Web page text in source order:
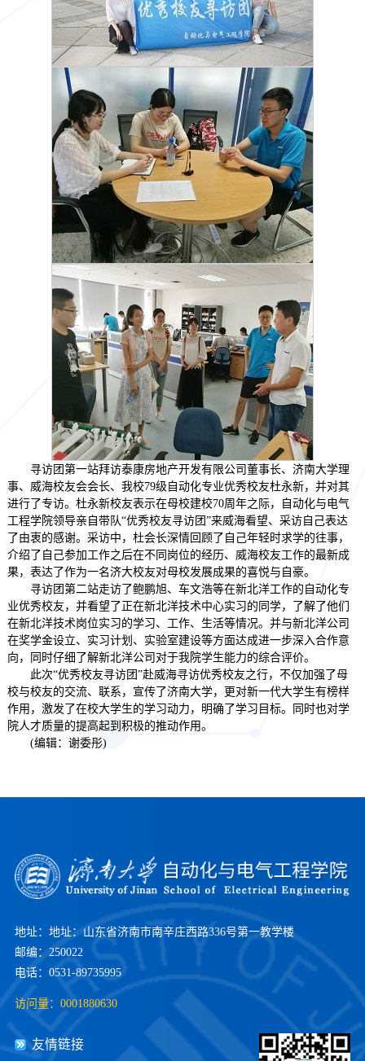
寻访团第一站拜访泰康房地产开发有限公司董事长、济南大学理
事、威海校友会会长、我校79级自动化专业优秀校友杜永新，并对其
进行了专访。杜永新校友表示在母校建校70周年之际，自动化与电气
工程学院领导亲自带队“优秀校友寻访团”来威海看望、采访自己表达
了由衷的感谢。采访中，杜会长深情回顾了自己年轻时求学的往事，
介绍了自己参加工作之后在不同岗位的经历、威海校友工作的最新成
果，表达了作为一名济大校友对母校发展成果的喜悦与自豪。
寻访团第二站走访了鲍鹏旭、车文浩等在新北洋工作的自动化专
业优秀校友，并看望了正在新北洋技术中心实习的同学，了解了他们
在新北洋技术岗位实习的学习、工作、生活等情况。并与新北洋公司
在奖学金设立、实习计划、实验室建设等方面达成进一步深入合作意
向，同时仔细了解新北洋公司对于我院学生能力的综合评价。
此次“优秀校友寻访团”赴威海寻访优秀校友之行，不仅加强了母
校与校友的交流、联系，宣传了济南大学，更对新一代大学生有榜样
作用，激发了在校大学生的学习动力，明确了学习目标。同时也对学
院人才质量的提高起到积极的推动作用。
(编辑：谢委彤)
地址：地址：山东省济南市南辛庄西路336号第一教学楼
邮编：250022
电话：0531-89735995
访问量： 0001880630
友情链接